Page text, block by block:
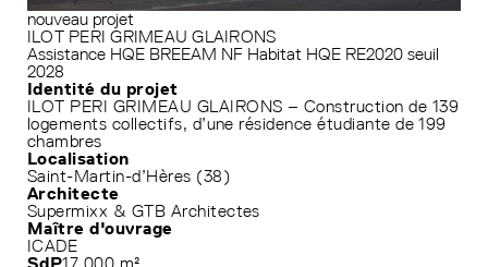
nouveau projet
ILOT PERI GRIMEAU GLAIRONS
Assistance HQE BREEAM NF Habitat HQE RE2020 seuil
2028
Identité du projet
ILOT PERI GRIMEAU GLAIRONS – Construction de 139
logements collectifs, d’une résidence étudiante de 199
chambres
Localisation
Saint-Martin-d’Hères (38)
Architecte
Supermixx & GTB Architectes
Maître d'ouvrage
ICADE
SdP17 000 m²